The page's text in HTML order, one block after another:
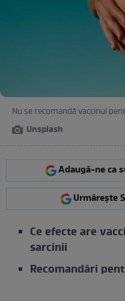
Nu se recomandă vaccinul
Unsplash
Adaugă-ne ca
Urmărește
Ce efecte are
sarcinii
Recomandări